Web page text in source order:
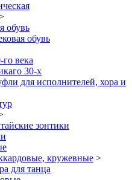
обувь
обувь
века
30-х
для исполнителей, хора и
зонтики
кружевные >
для танца